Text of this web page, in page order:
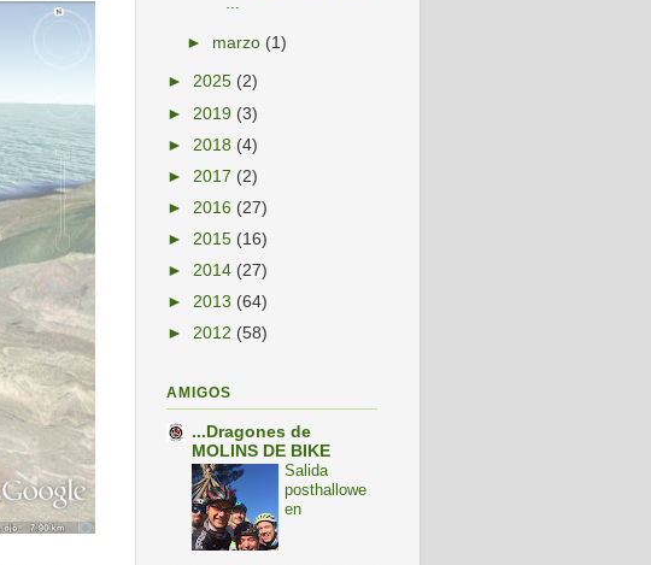
► marzo (1)
► 2025 (2)
► 2019 (3)
► 2018 (4)
► 2017 (2)
► 2016 (27)
► 2015 (16)
► 2014 (27)
► 2013 (64)
► 2012 (58)
AMIGOS
...Dragones de
MOLINS DE BIKE
Salida
posthallowe
en